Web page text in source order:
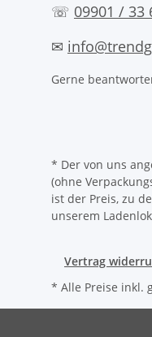
☏ 09901 / 33
✉
Gerne
* Der von uns
(ohne
ist der Preis, zu
unserem
Vertrag
* Alle Preise inkl.